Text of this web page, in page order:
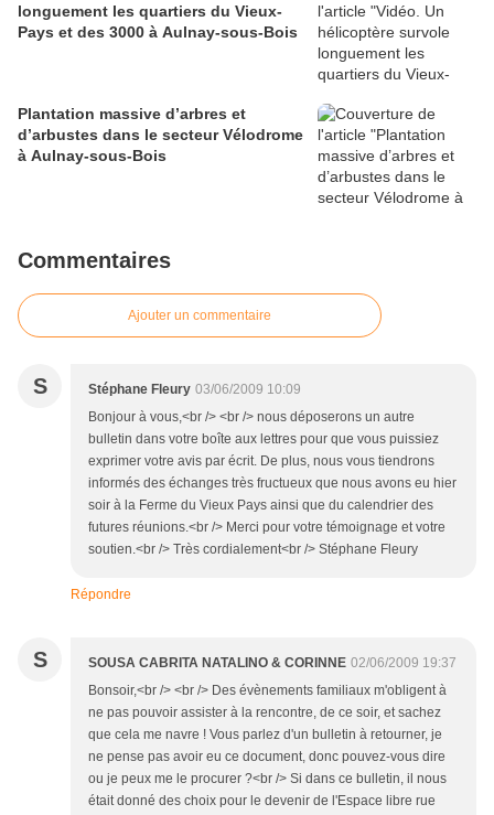
longuement les quartiers du Vieux-
Pays et des 3000 à Aulnay-sous-Bois
Plantation massive d’arbres et
d’arbustes dans le secteur Vélodrome
à Aulnay-sous-Bois
Commentaires
Ajouter un commentaire
S Stéphane Fleury 03/06/2009 10:09
Bonjour à vous,<br /> <br /> nous déposerons un autre
bulletin dans votre boîte aux lettres pour que vous puissiez
exprimer votre avis par écrit. De plus, nous vous tiendrons
informés des échanges très fructueux que nous avons eu hier
soir à la Ferme du Vieux Pays ainsi que du calendrier des
futures réunions.<br /> Merci pour votre témoignage et votre
soutien.<br /> Très cordialement<br /> Stéphane Fleury
Répondre
S SOUSA CABRITA NATALINO & CORINNE 02/06/2009 19:37
Bonsoir,<br /> <br /> Des évènements familiaux m'obligent à
ne pas pouvoir assister à la rencontre, de ce soir, et sachez
que cela me navre ! Vous parlez d'un bulletin à retourner, je
ne pense pas avoir eu ce document, donc pouvez-vous dire
ou je peux me le procurer ?<br /> Si dans ce bulletin, il nous
était donné des choix pour le devenir de l'Espace libre rue